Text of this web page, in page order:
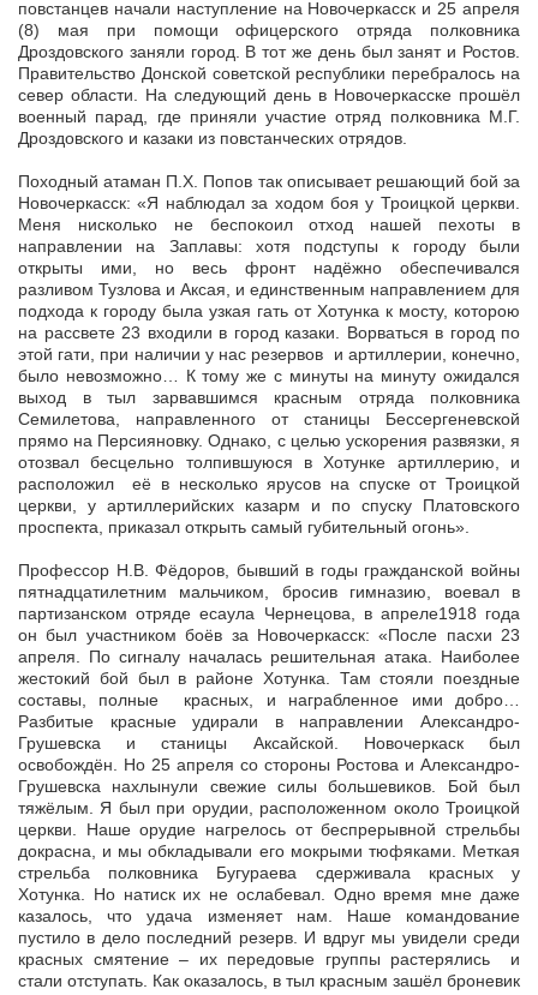
повстанцев начали наступление на Новочеркасск и 25 апреля
(8) мая при помощи офицерского отряда полковника
Дроздовского заняли город. В тот же день был занят и Ростов.
Правительство Донской советской республики перебралось на
север области. На следующий день в Новочеркасске прошёл
военный парад, где приняли участие отряд полковника М.Г.
Дроздовского и казаки из повстанческих отрядов.
Походный атаман П.Х. Попов так описывает решающий бой за
Новочеркасск: «Я наблюдал за ходом боя у Троицкой церкви.
Меня нисколько не беспокоил отход нашей пехоты в
направлении на Заплавы: хотя подступы к городу были
открыты ими, но весь фронт надёжно обеспечивался
разливом Тузлова и Аксая, и единственным направлением для
подхода к городу была узкая гать от Хотунка к мосту, которою
на рассвете 23 входили в город казаки. Ворваться в город по
этой гати, при наличии у нас резервов и артиллерии, конечно,
было невозможно… К тому же с минуты на минуту ожидался
выход в тыл зарвавшимся красным отряда полковника
Семилетова, направленного от станицы Бессергеневской
прямо на Персияновку. Однако, с целью ускорения развязки, я
отозвал бесцельно толпившуюся в Хотунке артиллерию, и
расположил её в несколько ярусов на спуске от Троицкой
церкви, у артиллерийских казарм и по спуску Платовского
проспекта, приказал открыть самый губительный огонь».
Профессор Н.В. Фёдоров, бывший в годы гражданской войны
пятнадцатилетним мальчиком, бросив гимназию, воевал в
партизанском отряде есаула Чернецова, в апреле1918 года
он был участником боёв за Новочеркасск: «После пасхи 23
апреля. По сигналу началась решительная атака. Наиболее
жестокий бой был в районе Хотунка. Там стояли поездные
составы, полные красных, и награбленное ими добро…
Разбитые красные удирали в направлении Александро-
Грушевска и станицы Аксайской. Новочеркаск был
освобождён. Но 25 апреля со стороны Ростова и Александро-
Грушевска нахлынули свежие силы большевиков. Бой был
тяжёлым. Я был при орудии, расположенном около Троицкой
церкви. Наше орудие нагрелось от беспрерывной стрельбы
докрасна, и мы обкладывали его мокрыми тюфяками. Меткая
стрельба полковника Бугураева сдерживала красных у
Хотунка. Но натиск их не ослабевал. Одно время мне даже
казалось, что удача изменяет нам. Наше командование
пустило в дело последний резерв. И вдруг мы увидели среди
красных смятение – их передовые группы растерялись и
стали отступать. Как оказалось, в тыл красным зашёл броневик